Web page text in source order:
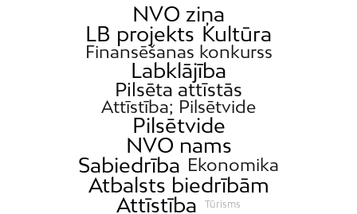
NVO ziņa
LB projekts Kultūra
Finansēšanas konkurss
Labklājība
Pilsēta attīstās
Attīstība; Pilsētvide
Pilsētvide
NVO nams
Sabiedrība Ekonomika
Atbalsts biedrībām
Attīstība
Tūrisms